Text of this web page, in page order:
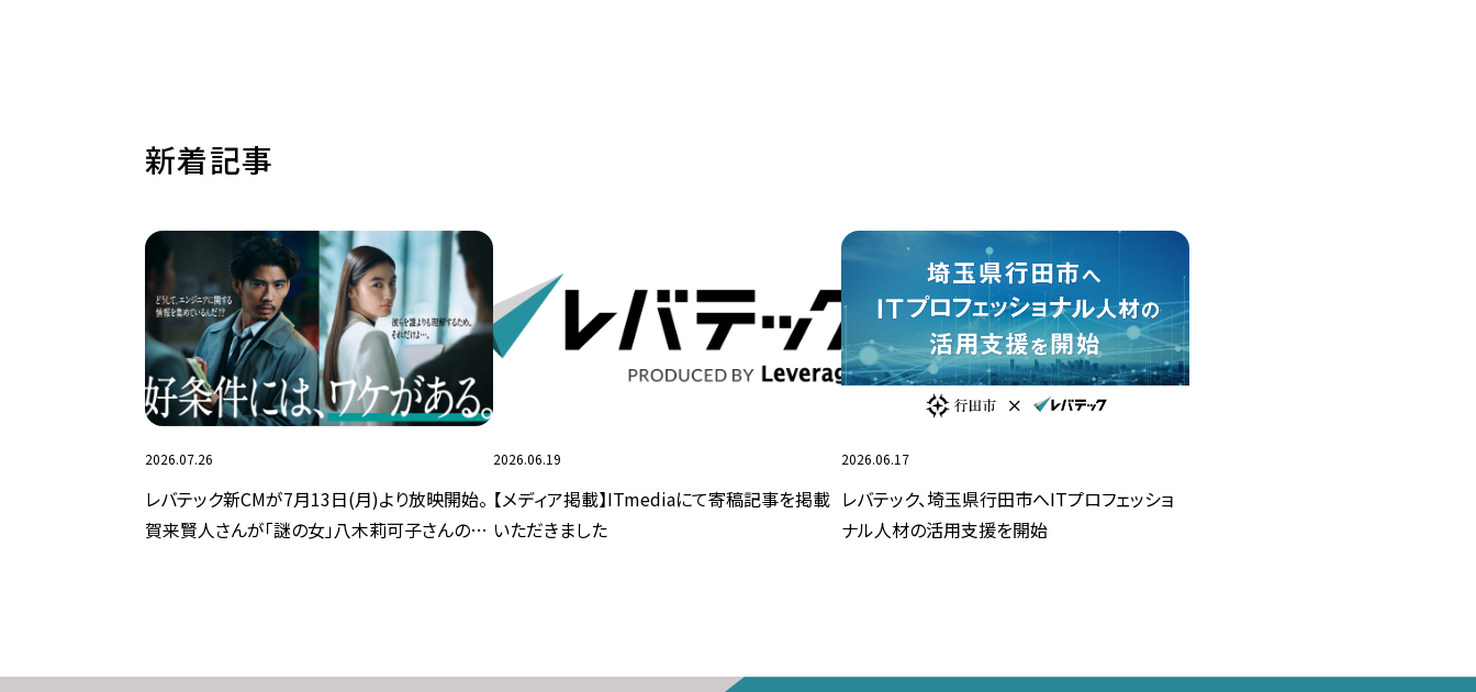
新着記事
2026.07.26
レバテック新CMが7月13日(月)より放映開始。
賀来賢人さんが「謎の女」八木莉可子さんの真
2026.06.19
【メディア掲載】ITmediaにて寄稿記事を掲載
いただきました
2026.06.17
レバテック、埼玉県行田市へITプロフェッショ
ナル人材の活用支援を開始